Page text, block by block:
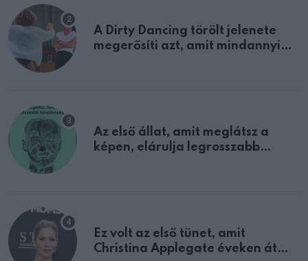
A Dirty Dancing törölt jelenete
megerősíti azt, amit mindannyian
Az első állat, amit meglátsz a
képen, elárulja legrosszabb
Ez volt az első tünet, amit
Christina Applegate éveken át